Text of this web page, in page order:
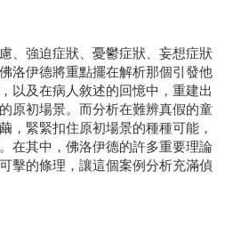
、強迫症狀、憂鬱症狀、妄想症狀
洛伊德將重點擺在解析那個引發他
以及在病人敘述的回憶中，重建出
原初場景。而分析在難辨真假的童
，緊緊扣住原初場景的種種可能，
在其中，佛洛伊德的許多重要理論
擊的條理，讓這個案例分析充滿偵